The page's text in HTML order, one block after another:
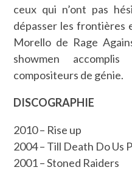
ceux qui n’ont pas
dépasser les frontières
Morello de Rage
showmen
compositeurs de génie.
DISCOGRAPHIE
2010 – Rise up
2004 – Till Death Do Us
2001 – Stoned Raiders